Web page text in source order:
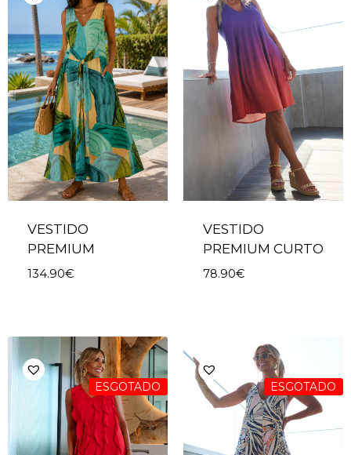
VESTIDO
PREMIUM
134.90€
VESTIDO
PREMIUM CURTO
78.90€
ESGOTADO ESGOTADO